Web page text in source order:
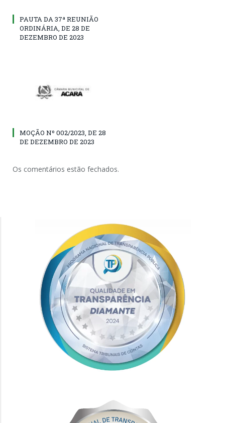
PAUTA DA 37ª REUNIÃO
ORDINÁRIA, DE 28 DE
DEZEMBRO DE 2023
MOÇÃO Nº 002/2023, DE 28
DE DEZEMBRO DE 2023
Os comentários estão fechados.